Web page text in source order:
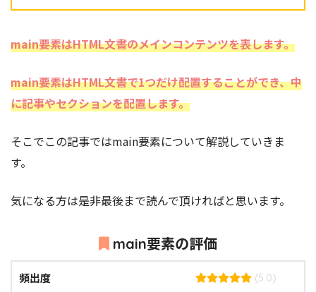
main要素はHTML文書のメインコンテンツを表します。
main要素はHTML文書で1つだけ配置することができ、中
に記事やセクションを配置します。
そこでこの記事ではmain要素について解説していきま
す。
気になる方は是非最後まで読んで頂ければと思います。
main要素の評価
頻出度 (5.0)